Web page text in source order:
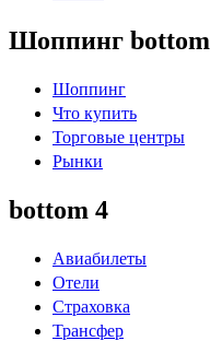
Шоппинг bottom
Шоппинг
Что купить
Торговые центры
Рынки
bottom 4
Авиабилеты
Отели
Страховка
Трансфер